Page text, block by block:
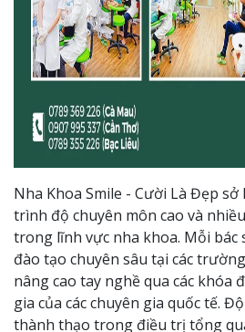
Nha Khoa Smile - Cười Là Đẹp
trình độ chuyên môn cao và
trong lĩnh vực nha khoa. Mỗi bác
đào tạo chuyên sâu tại các
nâng cao tay nghề qua các khóa
gia của các chuyên gia quốc tế.
thành thạo trong điều trị tổng